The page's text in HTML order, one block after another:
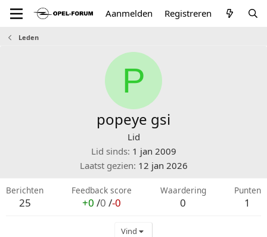
Aanmelden Registreren
Leden
P
popeye gsi
Lid
Lid sinds 1 jan 2009
Laatst gezien 12 jan 2026
Berichten
25
Feedback score
+0 /0 /-0
Waardering
0
Punten
1
Vind